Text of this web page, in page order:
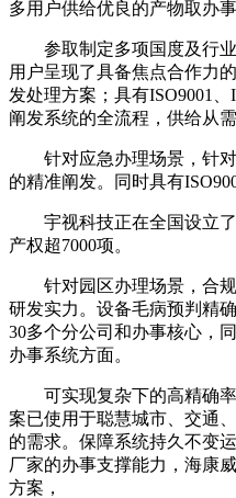
多用户供给优良的产物取办
参取制定多项国度及行业
用户呈现了具备焦点合作力
发处理方案；具有ISO9001
阐发系统的全流程，供给从
针对应急办理场景，针对
的精准阐发。同时具有
宇视科技正在全国设立了
产权超7000项。
针对园区办理场景，合规
研发实力。设备毛病预判精
30多个分公司和办事核心，
办事系统方面。
可实现复杂下的高精确率
案已使用于聪慧城市、交通
的需求。保障系统持久不变
厂家的办事支撑能力，海康
方案，